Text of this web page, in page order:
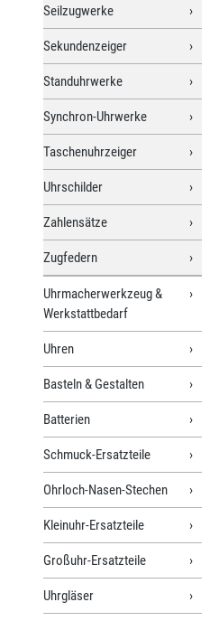
Seilzugwerke
Sekundenzeiger
Standuhrwerke
Synchron-Uhrwerke
Taschenuhrzeiger
Uhrschilder
Zahlensätze
Zugfedern
Uhrmacherwerkzeug &
Werkstattbedarf
Uhren
Basteln & Gestalten
Batterien
Schmuck-Ersatzteile
Ohrloch-Nasen-Stechen
Kleinuhr-Ersatzteile
Großuhr-Ersatzteile
Uhrgläser